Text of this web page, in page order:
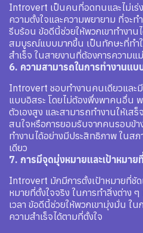
Introvert เป็นคนที่อดทนและไม่เร่
ความตั้งใจและความพยายาม ที่จะท
รีบร้อน ข้อดีนี้ช่วยให้พวกเขาทำงา
สมบูรณ์แบบมากขึ้น เป็นทักษะที่ทำ
สำเร็จ ในสายงานที่ต้องการความแ
6. ความสามารถในการทำงานแบ
Introvert ชอบทำงานคนเดียวและ
แบบอิสระ โดยไม่ต้องพึ่งพาคนอื่น
ตัวเองสูง และสามารถทำงานให้เส
สนใจหรือการยอมรับจากคนรอบข้า
ทำงานได้อย่างมีประสิทธิภาพ ในส
เดียว
7. การมีจุดมุ่งหมายและเป้าหมาย
Introvert มักมีการตั้งเป้าหมายที่ชัด
หมายที่ตั้งใจจริง ในการทำสิ่งต่าง
เวลา ข้อดีนี้ช่วยให้พวกเขามุ่งมั่น ใ
ความสำเร็จได้ตามที่ตั้งใจ